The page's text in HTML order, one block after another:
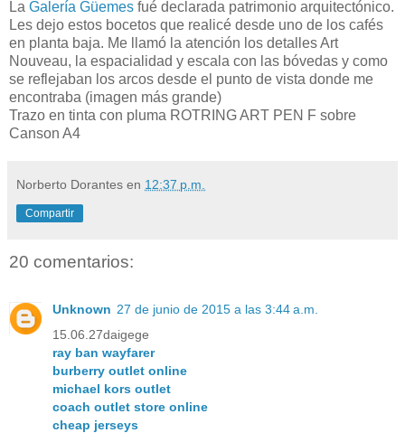
La Galería Güemes fué declarada patrimonio arquitectónico.
Les dejo estos bocetos que realicé desde uno de los cafés
en planta baja. Me llamó la atención los detalles Art
Nouveau, la espacialidad y escala con las bóvedas y como
se reflejaban los arcos desde el punto de vista donde me
encontraba (imagen más grande)
Trazo en tinta con pluma ROTRING ART PEN F sobre
Canson A4
Norberto Dorantes en 12:37 p.m.
Compartir
20 comentarios:
Unknown 27 de junio de 2015 a las 3:44 a.m.
15.06.27daigege
ray ban wayfarer
burberry outlet online
michael kors outlet
coach outlet store online
cheap jerseys